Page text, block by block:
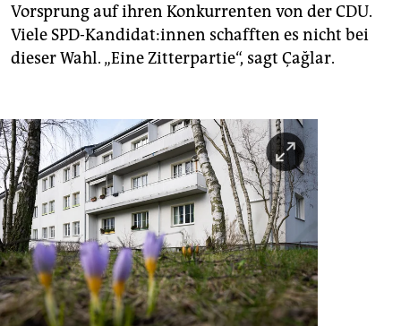
Vorsprung auf ihren Konkurrenten von der CDU.
Viele SPD-Kandidat:innen schafften es nicht bei
dieser Wahl. „Eine Zitterpartie“, sagt Çağlar.